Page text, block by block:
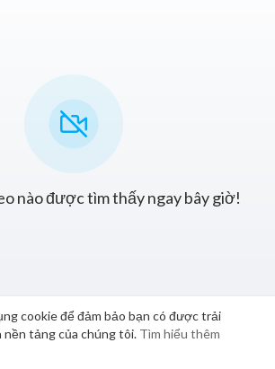
cookie để đảm bảo bạn có được trải
tảng của chúng tôi. Tìm hiểu thêm
nào được tìm thấy ngay bây giờ!